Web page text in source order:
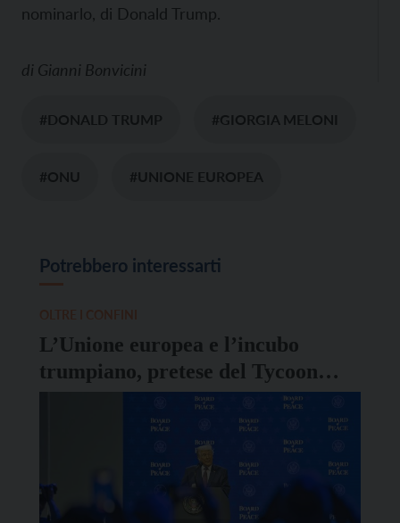
nominarlo, di Donald Trump.
di Gianni Bonvicini
#DONALD TRUMP #GIORGIA MELONI
#ONU #UNIONE EUROPEA
Potrebbero interessarti
L’Unione europea e l’incubo
trumpiano, pretese del Tycoon
sulla Groenlandia